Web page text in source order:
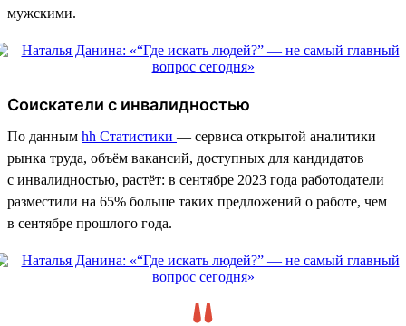
мужскими.
Соискатели с инвалидностью
По данным hh Статистики — сервиса открытой аналитики
рынка труда, объём вакансий, доступных для кандидатов
с инвалидностью, растёт: в сентябре 2023 года работодатели
разместили на 65% больше таких предложений о работе, чем
в сентябре прошлого года.